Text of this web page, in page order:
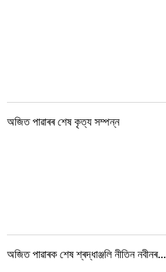
অজিত পাৱাৰৰ শেষ কৃত্য সম্পন্ন
অজিত পাৱাৰক শেষ শ্ৰদ্ধাঞ্জলি নীতিন নবীনৰ...